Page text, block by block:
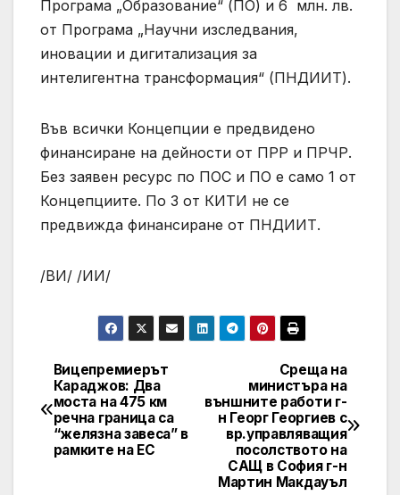
Програма „Образование“ (ПО) и 6 млн. лв.
от Програма „Научни изследвания,
иновации и дигитализация за
интелигентна трансформация“ (ПНДИИТ).
Във всички Концепции е предвидено
финансиране на дейности от ПРР и ПРЧР.
Без заявен ресурс по ПОС и ПО е само 1 от
Концепциите. По 3 от КИТИ не се
предвижда финансиране от ПНДИИТ.
/ВИ/ /ИИ/
Post
navigation
Среща на
министъра на
външните работи г-
н Георг Георгиев с
вр.управляващия
посолството на
САЩ в София г-н
Мартин Макдауъл
Вицепремиерът
Караджов: Два
моста на 475 км
речна граница са
“желязна завеса” в
рамките на ЕС